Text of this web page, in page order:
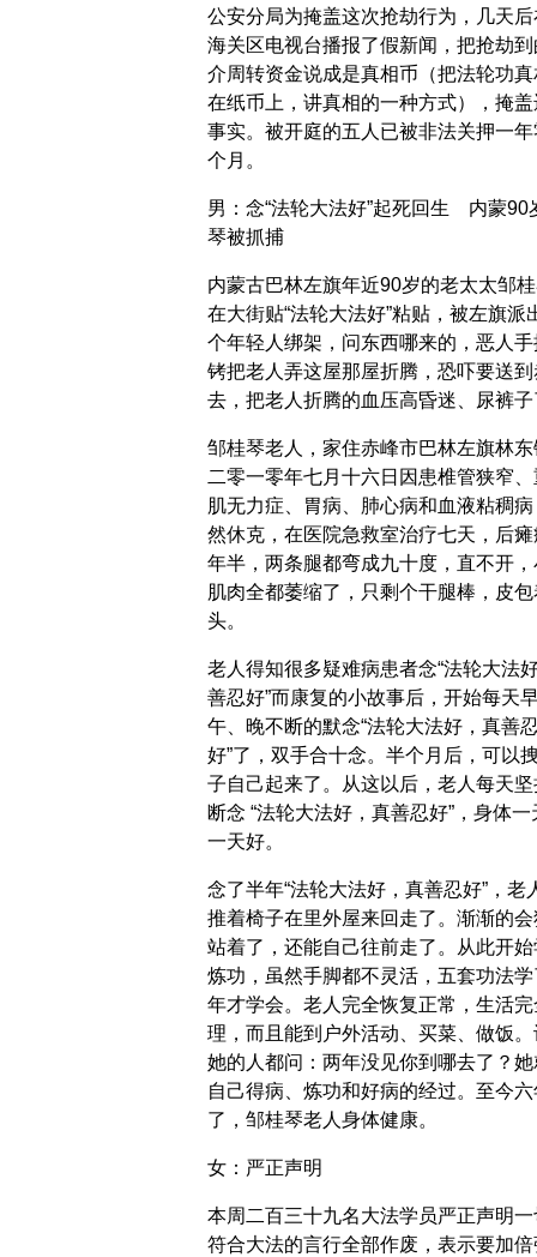
公安分局为掩盖这次抢劫行为，几天后
海关区电视台播报了假新闻，把抢劫到
介周转资金说成是真相币（把法轮功真
在纸币上，讲真相的一种方式），掩盖
事实。被开庭的五人已被非法关押一年
个月。
男：念“法轮大法好”起死回生 内蒙90
琴被抓捕
内蒙古巴林左旗年近90岁的老太太邹
在大街贴“法轮大法好”粘贴，被左旗派
个年轻人绑架，问东西哪来的，恶人手
铐把老人弄这屋那屋折腾，恐吓要送到
去，把老人折腾的血压高昏迷、尿裤子
邹桂琴老人，家住赤峰市巴林左旗林东
二零一零年七月十六日因患椎管狭窄
肌无力症、胃病、肺心病和血液粘稠病
然休克，在医院急救室治疗七天，后瘫
年半，两条腿都弯成九十度，直不开，
肌肉全都萎缩了，只剩个干腿棒，皮包
头。
老人得知很多疑难病患者念“法轮大法
善忍好”而康复的小故事后，开始每天
午、晚不断的默念“法轮大法好，真善
好”了，双手合十念。半个月后，可以
子自己起来了。从这以后，老人每天坚
断念 “法轮大法好，真善忍好”，身体一
一天好。
念了半年“法轮大法好，真善忍好”，老
推着椅子在里外屋来回走了。渐渐的会
站着了，还能自己往前走了。从此开始
炼功，虽然手脚都不灵活，五套功法学
年才学会。老人完全恢复正常，生活完
理，而且能到户外活动、买菜、做饭。
她的人都问：两年没见你到哪去了？她
自己得病、炼功和好病的经过。至今六
了，邹桂琴老人身体健康。
女：严正声明
本周二百三十九名大法学员严正声明一
符合大法的言行全部作废，表示要加倍